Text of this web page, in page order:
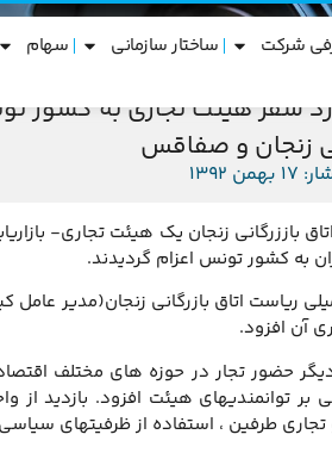
شرکت ساختار سازمانی سهام
سفر هیئت تجاری به کشور
زنجان و صفاقس
1392
باززرگانی زنجان یک هیئت تجاری-
به کشور تونس اعزام گردیدند.
ریاست اتاق بازرگانی زنجان(مدیر
آن افزود.
حضور تجار در حوزه های مختلف
بر توانمندیهای هیئت افزود. بازدید از
طرفین ، استفاده از ظرفیتهای